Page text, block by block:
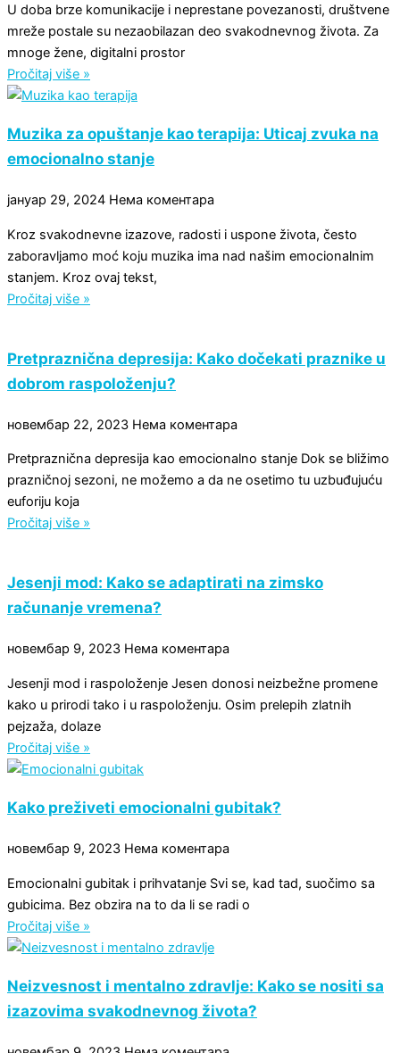
U doba brze komunikacije i neprestane povezanosti, društvene
mreže postale su nezaobilazan deo svakodnevnog života. Za
mnoge žene, digitalni prostor
Pročitaj više »
Muzika za opuštanje kao terapija: Uticaj zvuka na
emocionalno stanje
јануар 29, 2024 Нема коментара
Kroz svakodnevne izazove, radosti i uspone života, često
zaboravljamo moć koju muzika ima nad našim emocionalnim
stanjem. Kroz ovaj tekst,
Pročitaj više »
Pretpraznična depresija: Kako dočekati praznike u
dobrom raspoloženju?
новембар 22, 2023 Нема коментара
Pretpraznična depresija kao emocionalno stanje Dok se bližimo
prazničnoj sezoni, ne možemo a da ne osetimo tu uzbuđujuću
euforiju koja
Pročitaj više »
Jesenji mod: Kako se adaptirati na zimsko
računanje vremena?
новембар 9, 2023 Нема коментара
Jesenji mod i raspoloženje Jesen donosi neizbežne promene
kako u prirodi tako i u raspoloženju. Osim prelepih zlatnih
pejzaža, dolaze
Pročitaj više »
Kako preživeti emocionalni gubitak?
новембар 9, 2023 Нема коментара
Emocionalni gubitak i prihvatanje Svi se, kad tad, suočimo sa
gubicima. Bez obzira na to da li se radi o
Pročitaj više »
Neizvesnost i mentalno zdravlje: Kako se nositi sa
izazovima svakodnevnog života?